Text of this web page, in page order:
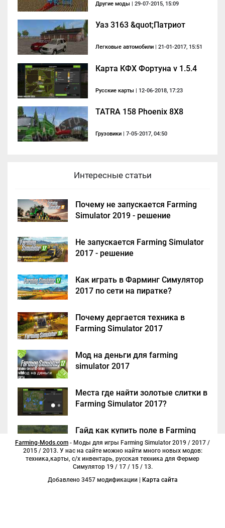
Другие моды | 29-07-2015, 15:09
Уаз 3163 &quot;Патриот
Легковые автомобили | 21-01-2017, 15:51
Карта КФХ Фортуна v 1.5.4
Русские карты | 12-06-2018, 17:23
TATRA 158 Phoenix 8X8
Грузовики | 7-05-2017, 04:50
Интересные статьи
Почему не запускается Farming
Simulator 2019 - решение
Не запускается Farming Simulator
2017 - решение
Как играть в Фарминг Симулятор
2017 по сети на пиратке?
Почему дергается техника в
Farming Simulator 2017
Мод на деньги для farming
simulator 2017
Места где найти золотые слитки в
Farming Simulator 2017?
Гайд как купить поле в Farming
Simulator 2017
Farming-Mods.com
2015 / 2013. У нас на сайте можно найти много новых модов:
техника,карты, с/х инвентарь, русская техника для Фермер
Симулятор 19 / 17 / 15 / 13.
Добавлено 3457 модификации |
Карта сайта